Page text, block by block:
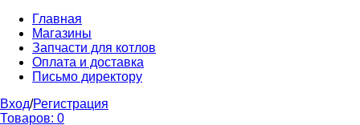
Главная
Магазины
Запчасти для котлов
Оплата и доставка
Письмо директору
Вход/Регистрация
Товаров: 0